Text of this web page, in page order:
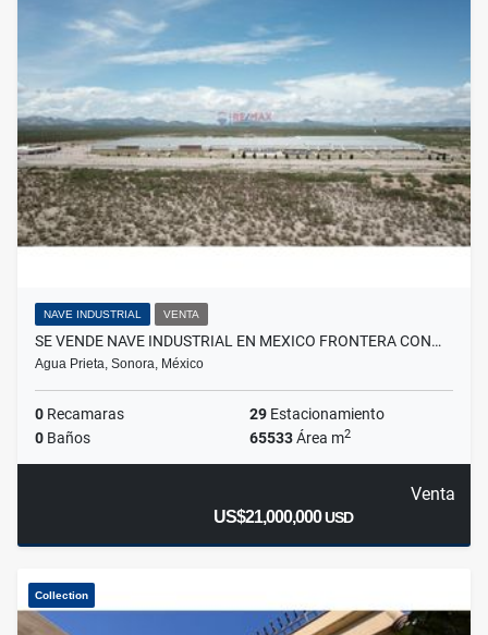
NAVE INDUSTRIAL VENTA
SE VENDE NAVE INDUSTRIAL EN MEXICO FRONTERA CON…
Agua Prieta, Sonora, México
0 Recamaras 29 Estacionamiento
0 Baños 65533Área m2
Venta
US$21,000,000USD
Collection